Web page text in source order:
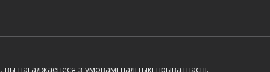
пагаджаецеся з умовамі палітыкі прыватнасці.